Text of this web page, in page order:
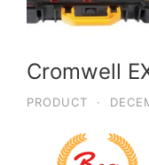
Cromwell
PRODUCT ·